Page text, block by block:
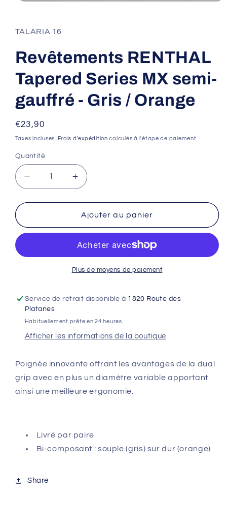
1
dans
fenêtre
modale
TALARIA 16
Revêtements RENTHAL
Tapered Series MX semi-
gauffré - Gris / Orange
Prix
habituel
€23,90
Taxes incluses. Frais d'expédition calculés à l'étape de paiement.
Quantité
Réduire
la
quantité
Revêtements
Series
-
/
Orange
Augmenter
la
quantité
de
Revêtements
Tapered
Series
MX
-
/
Orange
Ajouter au panier
Plus de moyens de paiement
Service de retrait disponible à 1820 Route des
Platanes
Habituellement prête en 24 heures
Afficher les informations de la boutique
Poignée innovante offrant les avantages de la dual
grip avec en plus un diamètre variable apportant
ainsi une meilleure ergonomie.
Livré par paire
Bi-composant : souple (gris) sur dur (orange)
Share